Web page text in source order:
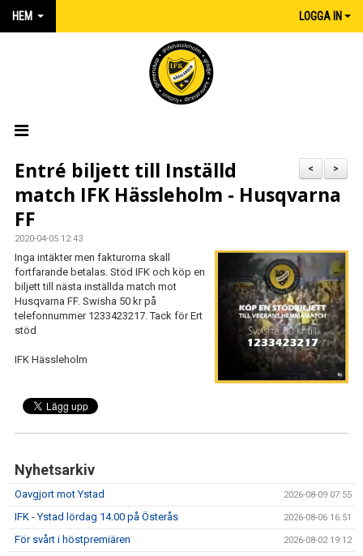
HEM LOGGA IN
HEM
NYHETER
MATCHER
KALENDER
IFK:AREN
KLUBBSHOP INTERSPORT
50/50 LOTTERIET
VM-TIPSET 2026
>
<
Entré biljett till Inställd
match IFK Hässleholm - Husqvarna
FF
2020-04-05 12:43
Inga intäkter men fakturorna skall
fortfarande betalas. Stöd IFK och köp en
biljett till nästa inställda match mot
Husqvarna FF. Swisha 50 kr på
telefonnummer 1233423217. Tack för Ert
stöd
IFK Hässleholm
Nyhetsarkiv
Oavgjort mot Ystad 2026-08-09 07:55
IFK - Ystad lördag 14.00 på Österås 2026-08-06 16:51
För svårt i höstpremiären 2026-08-02 19:12